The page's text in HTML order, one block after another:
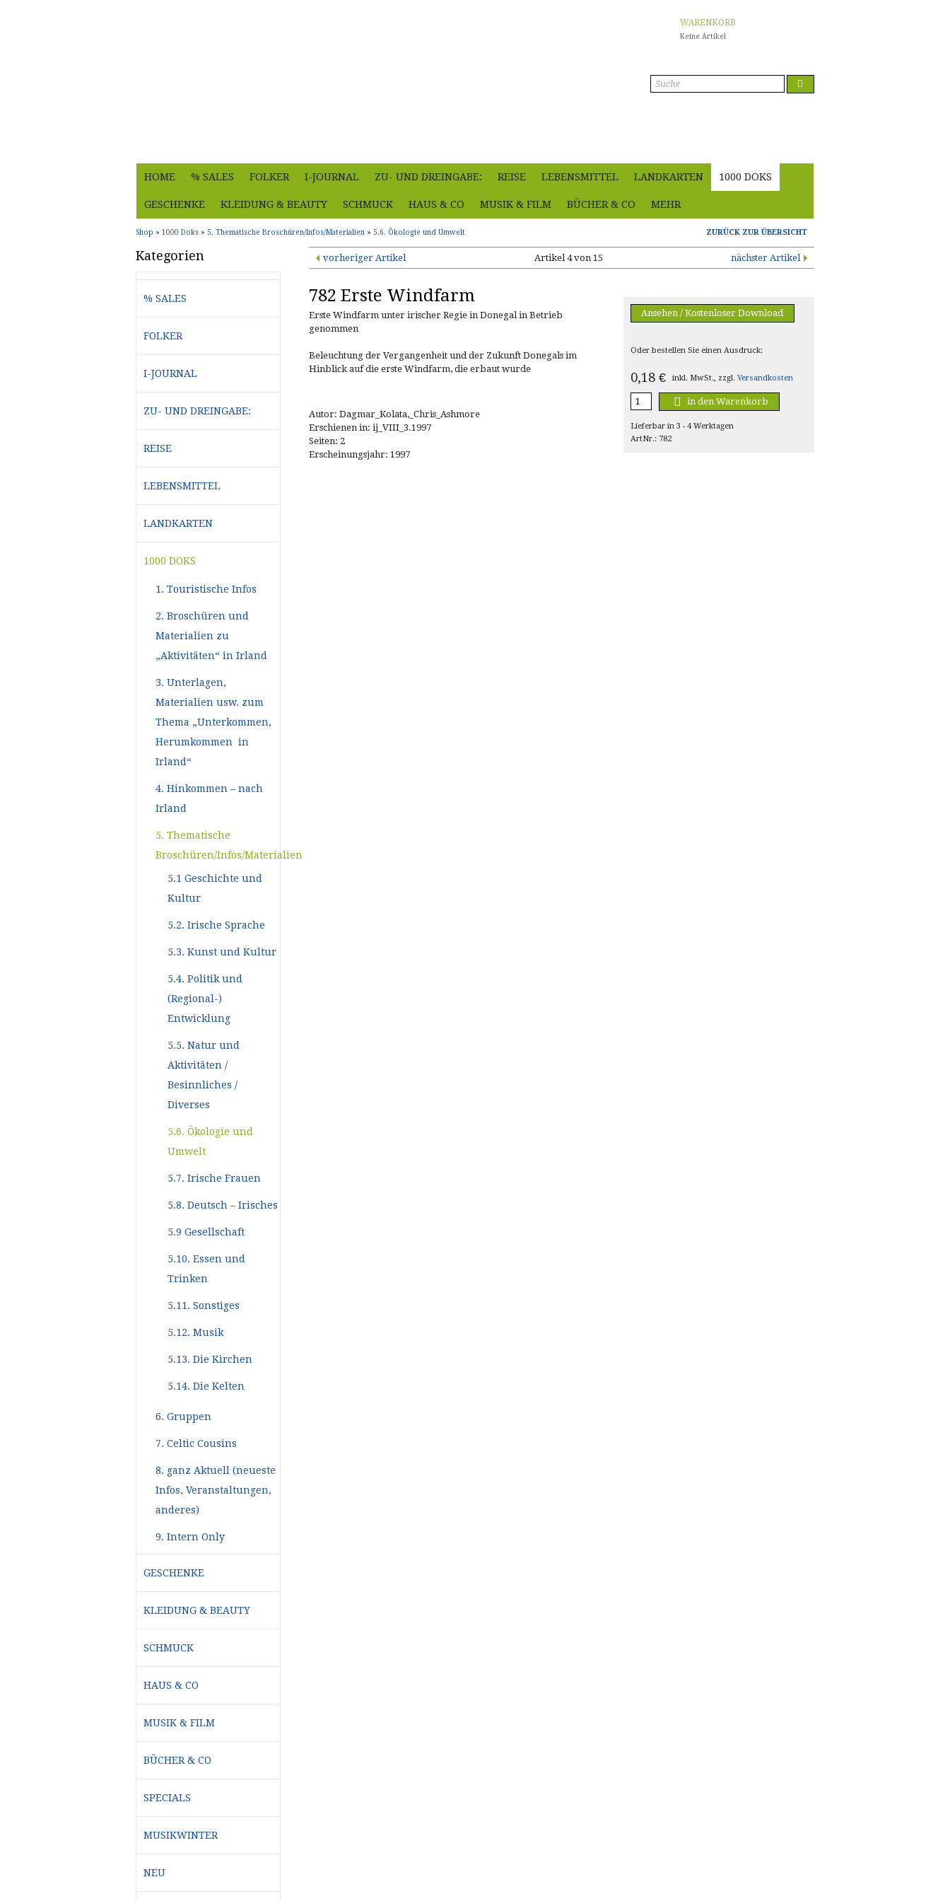
WARENKORB
Keine Artikel
HOME % SALES FOLKER I-JOURNAL ZU- UND DREINGABE: REISE LEBENSMITTEL LANDKARTEN 1000 DOKS
GESCHENKE KLEIDUNG & BEAUTY SCHMUCK HAUS & CO MUSIK & FILM BÜCHER & CO MEHR
Shop » 1000 Doks » 5. Thematische Broschüren/Infos/Materialien » 5.6. Ökologie und Umwelt ZURÜCK ZUR ÜBERSICHT
vorheriger Artikel Artikel 4 von 15 nächster Artikel
782 Erste Windfarm
Erste Windfarm unter irischer Regie in Donegal in Betrieb
genommen
Beleuchtung der Vergangenheit und der Zukunft Donegals im
Hinblick auf die erste Windfarm, die erbaut wurde
Autor: Dagmar_Kolata,_Chris_Ashmore
Erschienen in: ij_VIII_3.1997
Seiten: 2
Erscheinungsjahr: 1997
Ansehen / Kostenloser Download
Oder bestellen Sie einen Ausdruck:
0,18 € inkl. MwSt., zzgl.Versandkosten
in den Warenkorb
Lieferbar in 3 - 4 Werktagen
ArtNr.: 782
Kategorien
% SALES
FOLKER
I-JOURNAL
ZU- UND DREINGABE:
REISE
LEBENSMITTEL
LANDKARTEN
1000 DOKS
1. Touristische Infos
2. Broschüren und
Materialien zu
„Aktivitäten“ in Irland
3. Unterlagen,
Materialien usw. zum
Thema „Unterkommen,
Herumkommen in
Irland“
4. Hinkommen – nach
Irland
5. Thematische
Broschüren/Infos/Materialien
5.1 Geschichte und
Kultur
5.2. Irische Sprache
5.3. Kunst und Kultur
5.4. Politik und
(Regional-)
Entwicklung
5.5. Natur und
Aktivitäten /
Besinnliches /
Diverses
5.6. Ökologie und
Umwelt
5.7. Irische Frauen
5.8. Deutsch – Irisches
5.9 Gesellschaft
5.10. Essen und
Trinken
5.11. Sonstiges
5.12. Musik
5.13. Die Kirchen
5.14. Die Kelten
6. Gruppen
7. Celtic Cousins
8. ganz Aktuell (neueste
Infos, Veranstaltungen,
anderes)
9. Intern Only
GESCHENKE
KLEIDUNG & BEAUTY
SCHMUCK
HAUS & CO
MUSIK & FILM
BÜCHER & CO
SPECIALS
MUSIKWINTER
NEU